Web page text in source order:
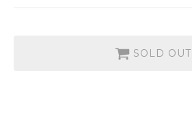
SOLD OUT